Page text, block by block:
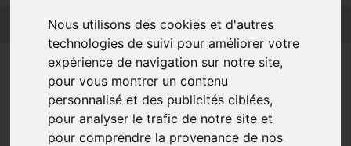
Nous utilisons des cookies et d'autres
technologies de suivi pour améliorer votre
expérience de navigation sur notre site,
pour vous montrer un contenu
personnalisé et des publicités ciblées,
pour analyser le trafic de notre site et
pour comprendre la provenance de nos
L’actualité des partenaires Nos partenaires
Bilan prévention des TMS –
Troubles
musculosquelettiques